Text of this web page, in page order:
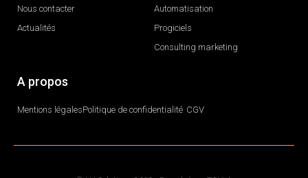
Nous contacter
Actualités
Automatisation
Progiciels
Consulting marketing
A propos
Mentions légalesPolitique de confidentialité CGV